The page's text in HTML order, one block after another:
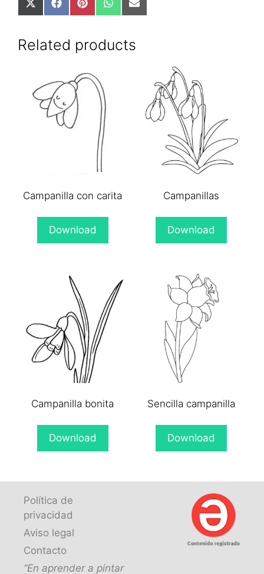
Share
on
(Twitter)
Share
on
Share
on
Share
on
Share
on
Related products
Campanilla con carita
Download
Campanillas
Download
Campanilla bonita
Download
Sencilla campanilla
Download
Política de
privacidad
Aviso legal
Contacto
“En aprender a pintar